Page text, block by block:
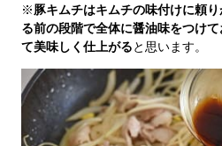
※豚キムチはキムチの味付けに頼
る前の段階で全体に醤油味をつけ
て美味しく仕上がると思います。